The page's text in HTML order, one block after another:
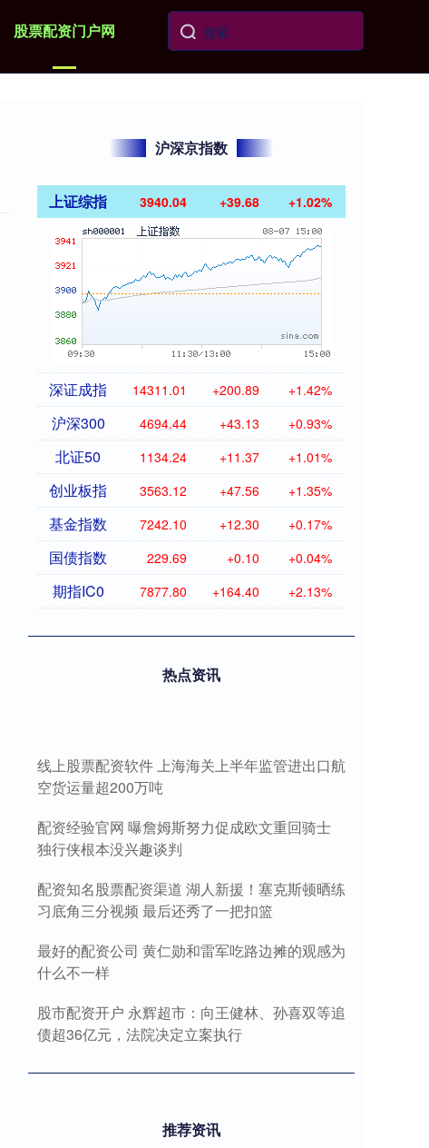
股票配资门户网
沪深京指数
上证综指 3940.04 +39.68 +1.02%
深证成指 14311.01 +200.89 +1.42%
沪深300 4694.44 +43.13 +0.93%
北证50 1134.24 +11.37 +1.01%
创业板指 3563.12 +47.56 +1.35%
基金指数 7242.10 +12.30 +0.17%
国债指数 229.69 +0.10 +0.04%
期指IC0 7877.80 +164.40 +2.13%
热点资讯
线上股票配资软件 上海海关上半年监管进出口航
空货运量超200万吨
配资经验官网 曝詹姆斯努力促成欧文重回骑士
独行侠根本没兴趣谈判
配资知名股票配资渠道 湖人新援！塞克斯顿晒练
习底角三分视频 最后还秀了一把扣篮
最好的配资公司 黄仁勋和雷军吃路边摊的观感为
什么不一样
股市配资开户 永辉超市：向王健林、孙喜双等追
债超36亿元，法院决定立案执行
推荐资讯